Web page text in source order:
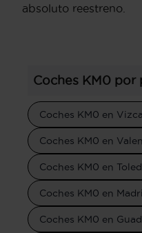
absoluto reestreno.
Coches KM0 por
Coches KM0 en
Coches KM0 en
Coches KM0 en
Coches KM0 en
Coches KM0 en